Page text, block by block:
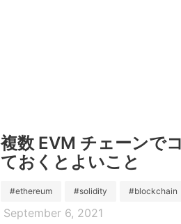
複数 EVM チェーンで
ておくとよいこと
#ethereum #solidity #blockchain
September 6, 2021